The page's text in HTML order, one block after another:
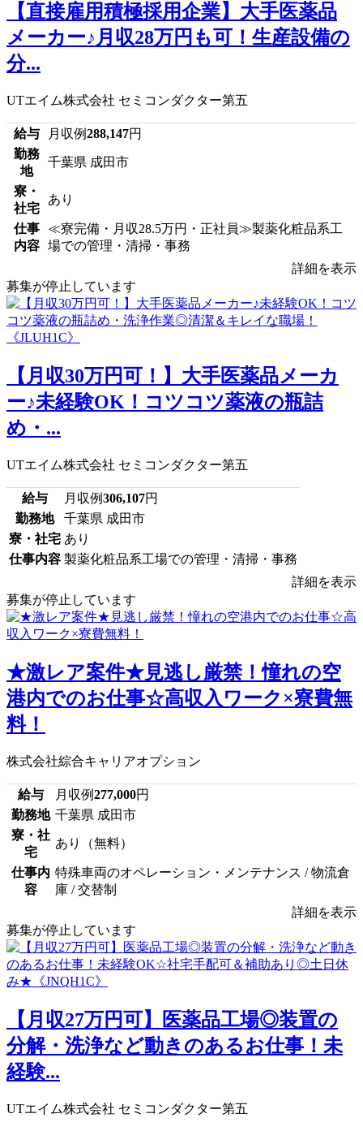
【直接雇用積極採用企業】大手医薬品
メーカー♪月収28万円も可！生産設備の
分...
UTエイム株式会社 セミコンダクター第五
給与 月収例288,147円
勤務
地
千葉県 成田市
寮・
社宅
あり
仕事
内容
≪寮完備・月収28.5万円・正社員≫製薬化粧品系工
場での管理・清掃・事務
詳細を表示
募集が停止しています
【月収30万円可！】大手医薬品メーカ
ー♪未経験OK！コツコツ薬液の瓶詰
め・...
UTエイム株式会社 セミコンダクター第五
給与 月収例306,107円
勤務地
千葉県 成田市
寮・社宅 あり
仕事内容 製薬化粧品系工場での管理・清掃・事務
詳細を表示
募集が停止しています
★激レア案件★見逃し厳禁！憧れの空
港内でのお仕事☆高収入ワーク×寮費無
料！
株式会社綜合キャリアオプション
給与 月収例277,000円
勤務地 千葉県 成田市
寮・社
宅
あり（無料）
仕事内
容
特殊車両のオペレーション・メンテナンス / 物流倉
庫 / 交替制
詳細を表示
募集が停止しています
【月収27万円可】医薬品工場◎装置の
分解・洗浄など動きのあるお仕事！未
経験...
UTエイム株式会社 セミコンダクター第五